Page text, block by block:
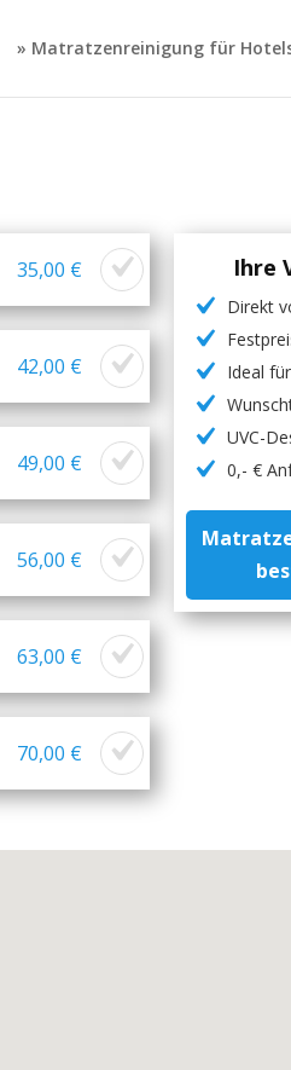
» Matratzenreinigung für
35,00 €
42,00 €
49,00 €
56,00 €
63,00 €
70,00 €
Ihre
Direkt
Ideal
UVC-
0,- €